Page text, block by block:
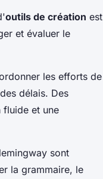
outils de création est
et évaluer le
les efforts de
délais. Des
fluide et une
sont
la grammaire, le